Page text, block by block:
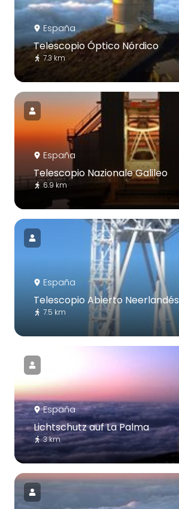
España
Telescopio Óptico Nórdico
7.3 km
España
Telescopio Nazionale Galileo
6.9 km
España
Telescopio Abierto Neerlandés
7.5 km
España
Lichtschutz auf La Palma
3 km